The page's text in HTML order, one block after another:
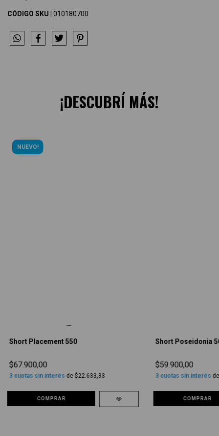
CÓDIGO SKU | 010180700
¡DESCUBRÍ MÁS!
NUEVO!
Short Placement 550
$67.900,00
3cuotas sin interés de $22.633,33
COMPRAR
Short Poseidonia
$59.900,00
3cuotas sin interés
COMPRAR